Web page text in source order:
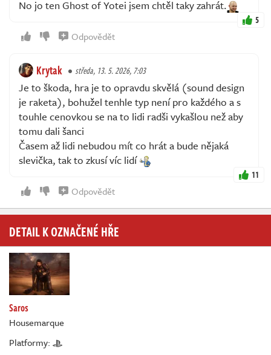
No jo ten Ghost of Yotei jsem chtěl taky zahrát.
5
Odpovědět
Krytak středa, 13. 5. 2026, 7:03
Je to škoda, hra je to opravdu skvělá (sound design
je raketa), bohužel tenhle typ není pro každého a s
touhle cenovkou se na to lidi radši vykašlou než aby
tomu dali šanci
Časem až lidi nebudou mít co hrát a bude nějaká
slevička, tak to zkusí víc lidí
11
Odpovědět
DETAIL K OZNAČENÉ HŘE
Saros
Housemarque
Platformy: